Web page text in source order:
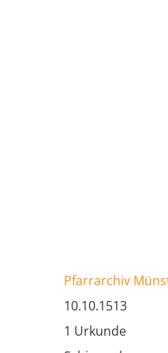
Pfarrarchiv
10.10.1513
1 Urkunde